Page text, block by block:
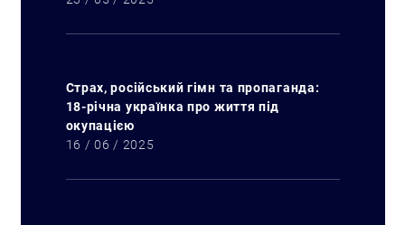
Страх, російський гімн та пропаганда:
18-річна українка про життя під
окупацією
16 / 06 / 2025